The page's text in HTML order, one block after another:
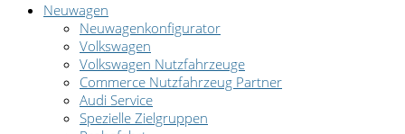
Neuwagen
Neuwagenkonfigurator
Volkswagen
Volkswagen Nutzfahrzeuge
Commerce Nutzfahrzeug Partner
Audi Service
Spezielle Zielgruppen